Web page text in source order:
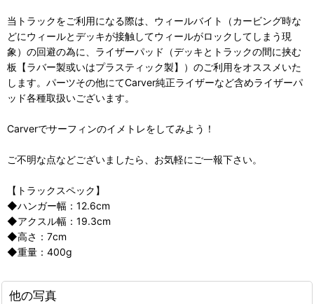
当トラックをご利用になる際は、ウィールバイト（カービング時な
どにウィールとデッキが接触してウィールがロックしてしまう現
象）の回避の為に、ライザーパッド（デッキとトラックの間に挟む
板【ラバー製或いはプラスティック製】）のご利用をオススメいた
します。パーツその他にてCarver純正ライザーなど含めライザーパ
ッド各種取扱いございます。
Carverでサーフィンのイメトレをしてみよう！
ご不明な点などございましたら、お気軽にご一報下さい。
【トラックスペック】
◆ハンガー幅：12.6cm
◆アクスル幅：19.3cm
◆高さ：7cm
◆重量：400g
他の写真